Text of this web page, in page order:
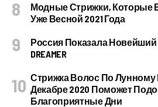
Модные Стрижки, Которые
Уже Весной 2021 Года
Россия Показала Новейший
DREAMER
Стрижка Волос По
Декабре 2020 Поможет
Благоприятные Дни